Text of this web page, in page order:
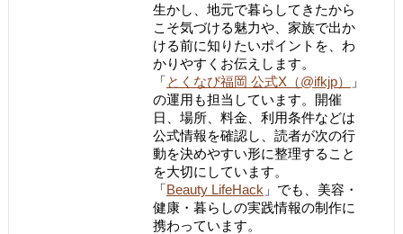
生かし、地元で暮らしてきたから
こそ気づける魅力や、家族で出か
ける前に知りたいポイントを、わ
かりやすくお伝えします。
「とくなび福岡 公式X（@ifkjp）
」
の運用も担当しています。開催
日、場所、料金、利用条件などは
公式情報を確認し、読者が次の行
動を決めやすい形に整理すること
を大切にしています。
「Beauty LifeHack 」でも、美容・
健康・暮らしの実践情報の制作に
携わっています。